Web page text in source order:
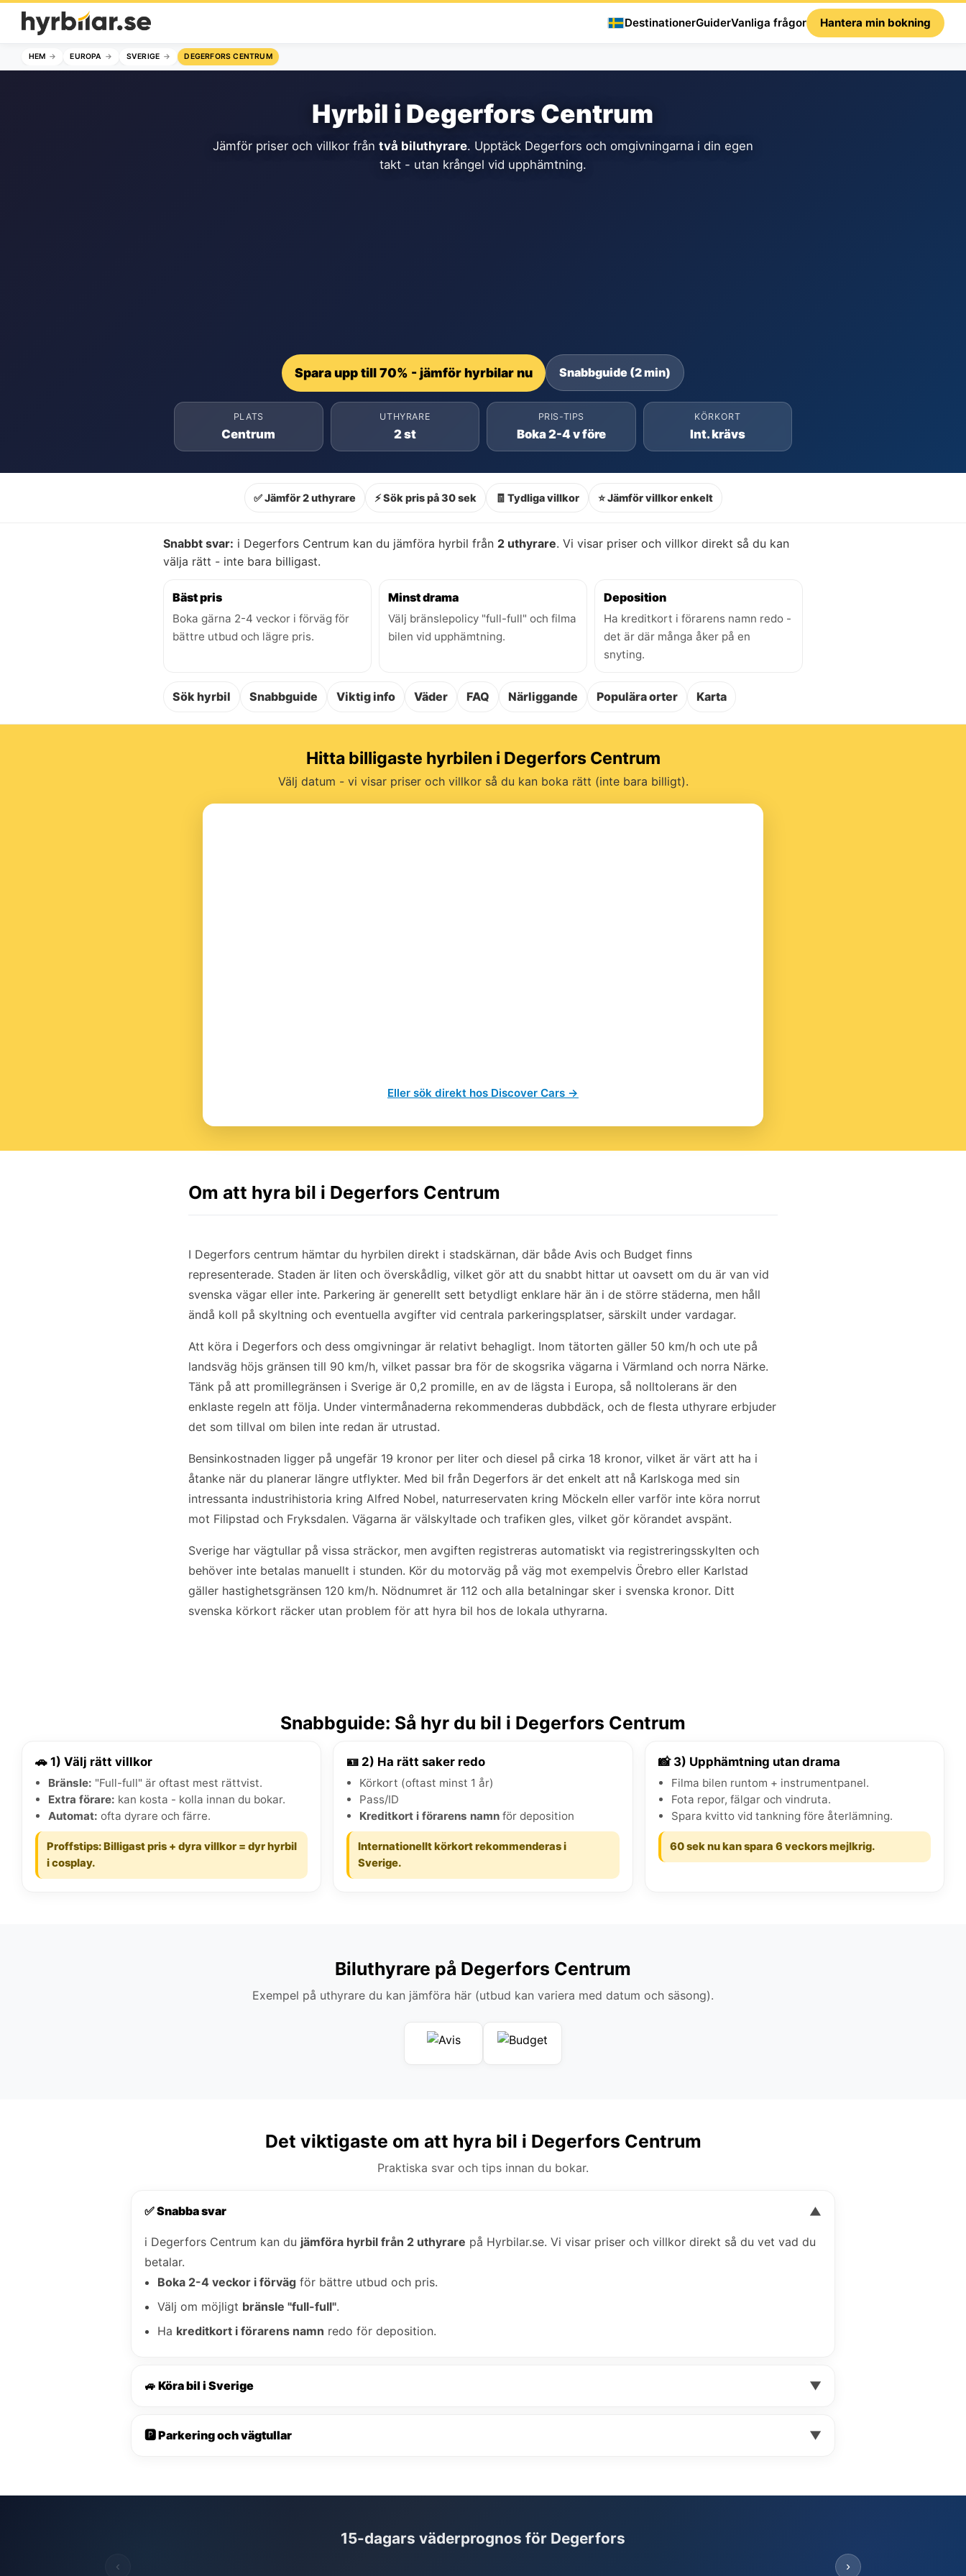
DestinationerGuiderVanliga frågor Hantera min bokning
HEM EUROPA SVERIGE DEGERFORS CENTRUM
Hyrbil i Degerfors Centrum
Jämför priser och villkor från två biluthyrare. Upptäck Degerfors och omgivningarna i din egen
takt - utan krångel vid upphämtning.
Spara upp till 70% - jämför hyrbilar nu Snabbguide (2 min)
PLATS
Centrum
UTHYRARE
2 st
PRIS-TIPS
Boka 2-4 v före
KÖRKORT
Int. krävs
✅ Jämför 2 uthyrare ⚡ Sök pris på 30 sek 🧾 Tydliga villkor ⭐ Jämför villkor enkelt
Snabbt svar: i Degerfors Centrum kan du jämföra hyrbil från 2 uthyrare. Vi visar priser och villkor direkt så du kan
välja rätt - inte bara billigast.
Bäst pris
Boka gärna 2-4 veckor i förväg för
bättre utbud och lägre pris.
Minst drama
Välj bränslepolicy "full-full" och filma
bilen vid upphämtning.
Deposition
Ha kreditkort i förarens namn redo -
det är där många åker på en
snyting.
Sök hyrbil Snabbguide Viktig info Väder FAQ Närliggande Populära orter Karta
Hitta billigaste hyrbilen i Degerfors Centrum
Välj datum - vi visar priser och villkor så du kan boka rätt (inte bara billigt).
Eller sök direkt hos Discover Cars →
Om att hyra bil i Degerfors Centrum
I Degerfors centrum hämtar du hyrbilen direkt i stadskärnan, där både Avis och Budget finns
representerade. Staden är liten och överskådlig, vilket gör att du snabbt hittar ut oavsett om du är van vid
svenska vägar eller inte. Parkering är generellt sett betydligt enklare här än i de större städerna, men håll
ändå koll på skyltning och eventuella avgifter vid centrala parkeringsplatser, särskilt under vardagar.
Att köra i Degerfors och dess omgivningar är relativt behagligt. Inom tätorten gäller 50 km/h och ute på
landsväg höjs gränsen till 90 km/h, vilket passar bra för de skogsrika vägarna i Värmland och norra Närke.
Tänk på att promillegränsen i Sverige är 0,2 promille, en av de lägsta i Europa, så nolltolerans är den
enklaste regeln att följa. Under vintermånaderna rekommenderas dubbdäck, och de flesta uthyrare erbjuder
det som tillval om bilen inte redan är utrustad.
Bensinkostnaden ligger på ungefär 19 kronor per liter och diesel på cirka 18 kronor, vilket är värt att ha i
åtanke när du planerar längre utflykter. Med bil från Degerfors är det enkelt att nå Karlskoga med sin
intressanta industrihistoria kring Alfred Nobel, naturreservaten kring Möckeln eller varför inte köra norrut
mot Filipstad och Fryksdalen. Vägarna är välskyltade och trafiken gles, vilket gör körandet avspänt.
Sverige har vägtullar på vissa sträckor, men avgiften registreras automatiskt via registreringsskylten och
behöver inte betalas manuellt i stunden. Kör du motorväg på väg mot exempelvis Örebro eller Karlstad
gäller hastighetsgränsen 120 km/h. Nödnumret är 112 och alla betalningar sker i svenska kronor. Ditt
svenska körkort räcker utan problem för att hyra bil hos de lokala uthyrarna.
Snabbguide: Så hyr du bil i Degerfors Centrum
🚗 1) Välj rätt villkor
Bränsle: "Full-full" är oftast mest rättvist.
Extra förare: kan kosta - kolla innan du bokar.
Automat: ofta dyrare och färre.
Proffstips: Billigast pris + dyra villkor = dyr hyrbil
i cosplay.
🪪 2) Ha rätt saker redo
Körkort (oftast minst 1 år)
Pass/ID
Kreditkort i förarens namn för deposition
Internationellt körkort rekommenderas i
Sverige.
📸 3) Upphämtning utan drama
Filma bilen runtom + instrumentpanel.
Fota repor, fälgar och vindruta.
Spara kvitto vid tankning före återlämning.
60 sek nu kan spara 6 veckors mejlkrig.
Biluthyrare på Degerfors Centrum
Exempel på uthyrare du kan jämföra här (utbud kan variera med datum och säsong).
Det viktigaste om att hyra bil i Degerfors Centrum
Praktiska svar och tips innan du bokar.
✅ Snabba svar ▼
i Degerfors Centrum kan du jämföra hyrbil från 2 uthyrare på Hyrbilar.se. Vi visar priser och villkor direkt så du vet vad du
betalar.
Boka 2-4 veckor i förväg för bättre utbud och pris.
Välj om möjligt bränsle "full-full".
Ha kreditkort i förarens namn redo för deposition.
🚙 Köra bil i Sverige ▼
🅿️ Parkering och vägtullar ▼
15-dagars väderprognos för Degerfors
‹ ›